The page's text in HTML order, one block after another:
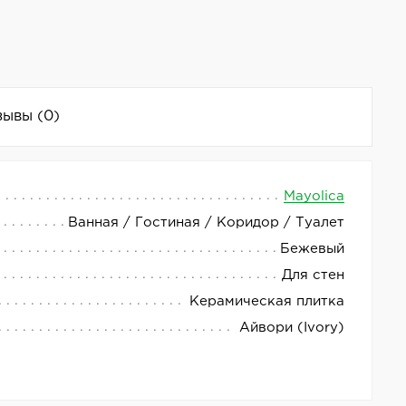
(0)
Mayolica
Ванная / Гостиная / Коридор / Туалет
Бежевый
Для стен
Керамическая плитка
Айвори (Ivory)
Плитка имеет глянцевый блеск и бежевый цвет,